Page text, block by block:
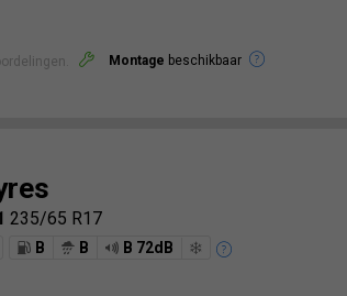
Montage beschikbaar
235/65 R17
B B
B 72dB